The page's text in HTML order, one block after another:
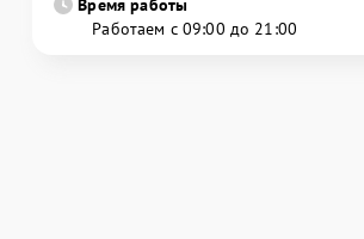
Время работы
Работаем с 09:00 до 21:00